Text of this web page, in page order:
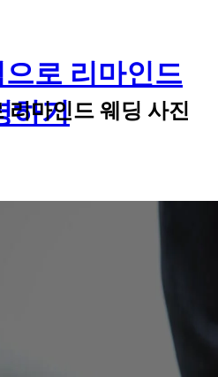
로 리마인드
하기
리마인드 웨딩 사진